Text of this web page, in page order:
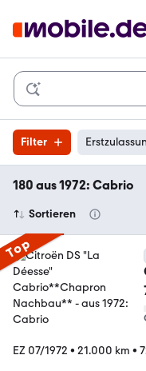
Filter
180 aus 1972: Cabrio
Sortieren
Top
EZ 07/1972 • 21.000 km •